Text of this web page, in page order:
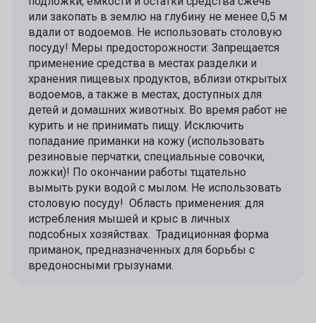
или закопать в землю на глубину не менее 0,5 м
вдали от водоемов. Не использовать столовую
посуду! Меры предосторожности: Запрещается
применение средства в местах разделки и
хранения пищевых продуктов, вблизи открытых
водоемов, а также в местах, доступных для
детей и домашних животных. Во время работ не
курить и не принимать пищу. Исключить
попадание приманки на кожу (использовать
резиновые перчатки, специальные совочки,
ложки)! По окончании работы тщательно
вымыть руки водой с мылом. Не использовать
столовую посуду! Область применения: для
истребления мышей и крыс в личных
подсобных хозяйствах. Традиционная форма
приманок, предназначенных для борьбы с
вредоносными грызунами.